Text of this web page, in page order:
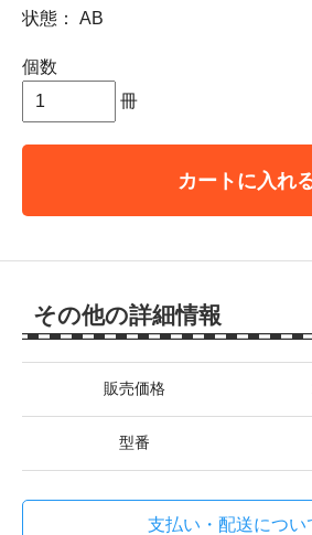
状態： AB
個数
冊
カートに入れ
その他の詳細情報
販売価格
型番
支払い・配送につい